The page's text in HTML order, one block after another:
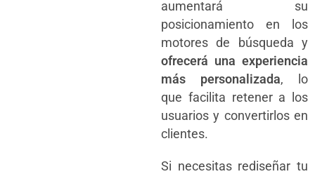
aumentará su
posicionamiento en los
motores de búsqueda y
ofrecerá una experiencia
más personalizada, lo
que facilita retener a los
usuarios y convertirlos en
clientes.
Si necesitas rediseñar tu